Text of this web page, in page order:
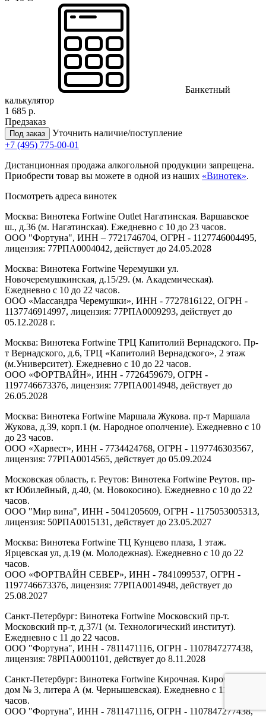
Банкетный
калькулятор
1 685 р.
Предзаказ
Под заказ
Уточнить наличие/поступление
+7 (495) 775-00-01
Дистанционная продажа алкогольной продукции запрещена.
Приобрести товар вы можете в одной из наших «Винотек».
Посмотреть адреса винотек
Москва: Винотека Fortwine Outlet Нагатинская. Варшавское
ш., д.36 (м. Нагатинская). Ежедневно с 10 до 23 часов.
ООО "Фортуна", ИНН – 7721746704, ОГРН - 1127746004495,
лицензия: 77РПА0004042, действует до 24.05.2028
Москва: Винотека Fortwine Черемушки ул.
Новочеремушкинская, д.15/29. (м. Академическая).
Ежедневно с 10 до 22 часов.
ООО «Массандра Черемушки», ИНН - 7727816122, ОГРН -
1137746914997, лицензия: 77РПА0009293, действует до
05.12.2028 г.
Москва: Винотека Fortwine ТРЦ Капитолий Вернадского. Пр-
т Вернадского, д.6, ТРЦ «Капитолий Вернадского», 2 этаж
(м.Университет). Ежедневно с 10 до 22 часов.
ООО «ФОРТВАЙН», ИНН - 7726459679, ОГРН -
1197746673376, лицензия: 77РПА0014948, действует до
26.05.2028
Москва: Винотека Fortwine Маршала Жукова. пр-т Маршала
Жукова, д.39, корп.1 (м. Народное ополчение). Ежедневно с 10
до 23 часов.
ООО «Харвест», ИНН - 7734424768, ОГРН - 1197746303567,
лицензия: 77РПА0014565, действует до 05.09.2024
Московская область, г. Реутов: Винотека Fortwine Реутов. пр-
кт Юбилейный, д.40, (м. Новокосино). Ежедневно с 10 до 22
часов.
ООО "Мир вина", ИНН - 5041205609, ОГРН - 1175053005313,
лицензия: 50РПА0015131, действует до 23.05.2027
Москва: Винотека Fortwine ТЦ Кунцево плаза, 1 этаж.
Ярцевская ул, д.19 (м. Молодежная). Ежедневно с 10 до 22
часов.
ООО «ФОРТВАЙН СЕВЕР», ИНН - 7841099537, ОГРН -
1197746673376, лицензия: 77РПА0014948, действует до
25.08.2027
Санкт-Петербург: Винотека Fortwine Московский пр-т.
Московский пр-т, д.37/1 (м. Технологический институт).
Ежедневно с 11 до 22 часов.
ООО "Фортуна", ИНН - 7811471116, ОГРН - 1107847277438,
лицензия: 78РПА0001101, действует до 8.11.2028
Санкт-Петербург: Винотека Fortwine Кирочная. Кирочная ул,
дом № 3, литера А (м. Чернышевская). Ежедневно с 11 до 22
часов.
ООО "Фортуна", ИНН - 7811471116, ОГРН - 1107847277438,